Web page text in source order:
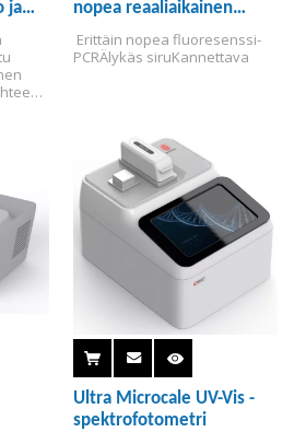
ja
nopea reaaliaikainen
fluoresenssi-PCR-
analysaattori
Erittäin nopea fluoresenssi-
PCRÄlykäs siruKannettava
Ultra Microcale UV-Vis -
spektrofotometri